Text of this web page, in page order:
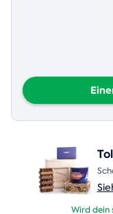
Wird dein